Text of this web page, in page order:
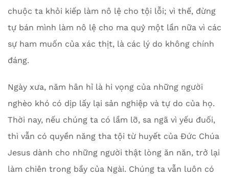
chuộc ta khỏi kiếp làm nô lệ cho tội lỗi; vì thế, đừng
tự bán mình làm nô lệ cho ma quỷ một lần nữa vì các
sự ham muốn của xác thịt, là các lý do không chính
đáng.
Ngày xưa, năm hân hỉ là hi vọng của những người
nghèo khó có dịp lấy lại sản nghiệp và tự do của họ.
Thời nay, nếu chúng ta có lầm lỡ, sa ngã vì yếu đuối,
thì vẫn có quyền năng tha tội từ huyết của Đức Chúa
Jesus dành cho những người thật lòng ăn năn, trở lại
làm chiên trong bầy của Ngài. Chúng ta vẫn luôn có